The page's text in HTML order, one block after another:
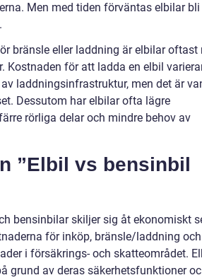
Men med tiden förväntas elbilar bli
bränsle eller laddning är elbilar oftast
Kostnaden för att ladda en elbil
laddningsinfrastruktur, men det är
Dessutom har elbilar ofta lägre
rörliga delar och mindre behov av
”Elbil vs bensinbil
bensinbilar skiljer sig åt ekonomiskt
för inköp, bränsle/laddning och
i försäkrings- och skatteområdet.
grund av deras säkerhetsfunktioner